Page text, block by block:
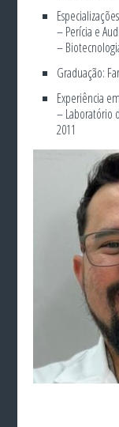
– Perícia e
–
Graduação:
Experiência
– Laboratório
2011